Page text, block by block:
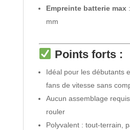
Empreinte batterie max:
mm
Points forts :
Idéal pour les débutants
fans de vitesse sans
Aucun assemblage
rouler
Polyvalent : tout-terrain,